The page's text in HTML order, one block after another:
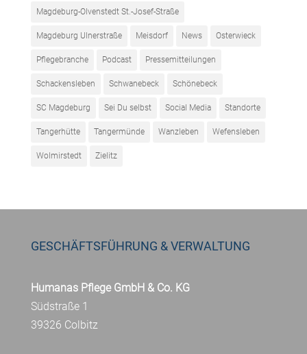
Magdeburg-Olvenstedt St.-Josef-Straße
Magdeburg Ulnerstraße Meisdorf News Osterwieck
Pflegebranche Podcast Pressemitteilungen
Schackensleben Schwanebeck Schönebeck
SC Magdeburg Sei Du selbst Social Media Standorte
Tangerhütte Tangermünde Wanzleben Wefensleben
Wolmirstedt Zielitz
GESCHÄFTSFÜHRUNG & VERWALTUNG
Humanas Pflege GmbH & Co. KG
Südstraße 1
39326 Colbitz